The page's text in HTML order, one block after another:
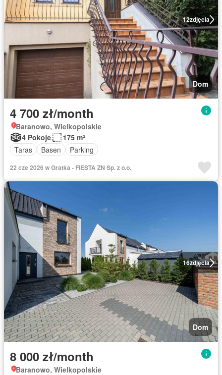
12zdjęcia
Dom
4 700 zł/month
Baranowo, Wielkopolskie
4 Pokoje
175 m²
Taras
Basen Parking
22 cze 2026 w Gratka - FIESTA ZN Sp. z o.o.
16zdjęcia
Dom
8 000 zł/month
Baranowo, Wielkopolskie